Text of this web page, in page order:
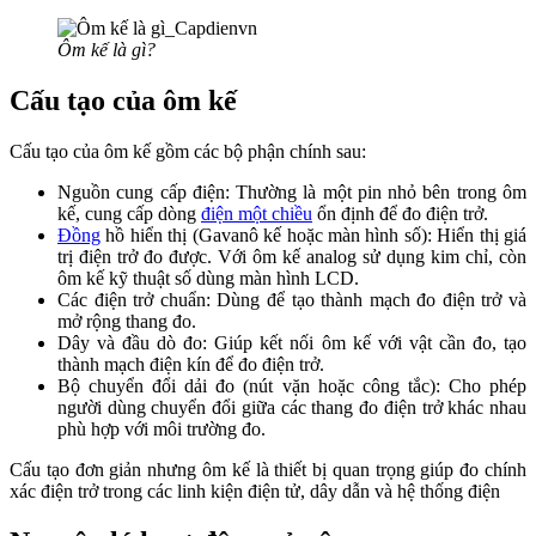
Ôm kế là gì?
Cấu tạo của ôm kế
Cấu tạo của ôm kế gồm các bộ phận chính sau:
Nguồn cung cấp điện: Thường là một pin nhỏ bên trong ôm
kế, cung cấp dòng điện một chiều ổn định để đo điện trở.
Đồng hồ hiển thị (Gavanô kế hoặc màn hình số): Hiển thị giá
trị điện trở đo được. Với ôm kế analog sử dụng kim chỉ, còn
ôm kế kỹ thuật số dùng màn hình LCD.
Các điện trở chuẩn: Dùng để tạo thành mạch đo điện trở và
mở rộng thang đo.
Dây và đầu dò đo: Giúp kết nối ôm kế với vật cần đo, tạo
thành mạch điện kín để đo điện trở.
Bộ chuyển đổi dải đo (nút vặn hoặc công tắc): Cho phép
người dùng chuyển đổi giữa các thang đo điện trở khác nhau
phù hợp với môi trường đo.
Cấu tạo đơn giản nhưng ôm kế là thiết bị quan trọng giúp đo chính
xác điện trở trong các linh kiện điện tử, dây dẫn và hệ thống điện